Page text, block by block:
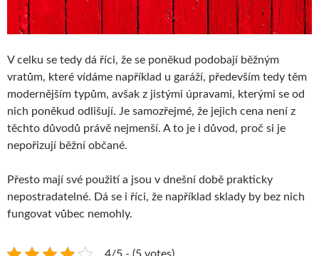
V celku se tedy dá říci, že se poněkud podobají běžným
vratům, které vídáme například u garáží, především tedy těm
modernějším typům, avšak z jistými úpravami, kterými se od
nich poněkud odlišují. Je samozřejmé, že jejich cena není z
těchto důvodů právě nejmenší. A to je i důvod, proč si je
nepořizují běžní občané.
Přesto mají své použití a jsou v dnešní době prakticky
nepostradatelné. Dá se i říci, že například sklady by bez nich
fungovat vůbec nemohly.